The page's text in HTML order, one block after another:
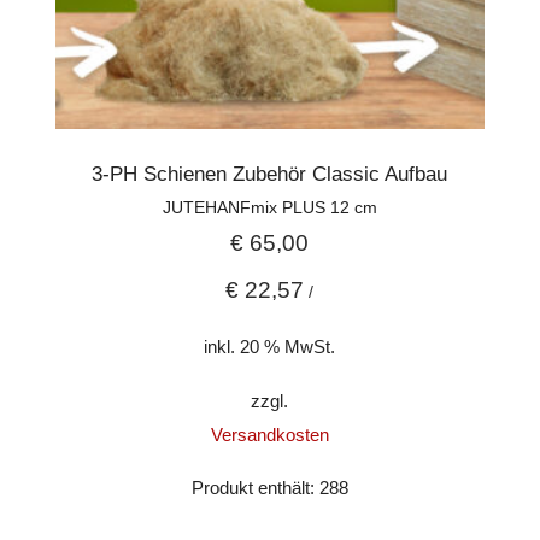
3-PH Schienen Zubehör Classic Aufbau
JUTEHANFmix PLUS 12 cm
€ 65,00
€ 22,57 /
inkl. 20 % MwSt.
zzgl.
Versandkosten
Produkt enthält: 288